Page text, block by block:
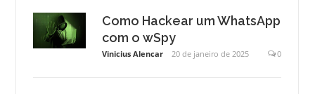
Como Hackear um WhatsApp
com o wSpy
Vinicius Alencar 20 de janeiro de 2025 0